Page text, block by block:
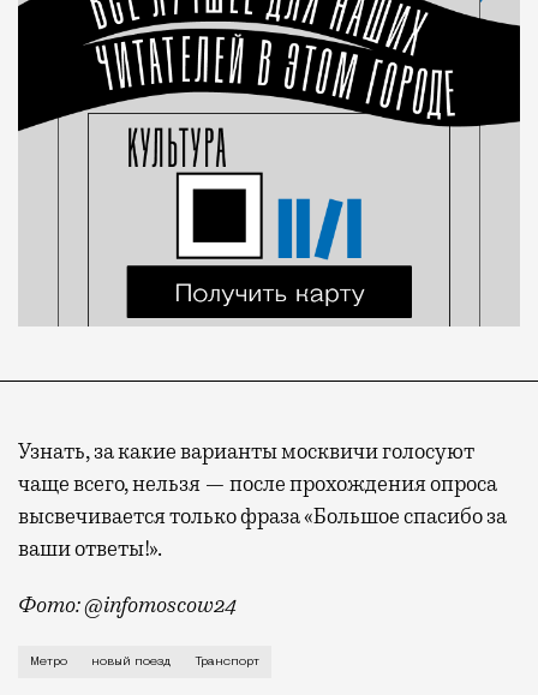
Узнать, за какие варианты москвичи голосуют
чаще всего, нельзя — после прохождения опроса
высвечивается только фраза «Большое спасибо за
ваши ответы!».
Фото: @infomoscow24
В метро USB-зарядками и ЖК-экранами уже
Метро новый поезд Транспорт